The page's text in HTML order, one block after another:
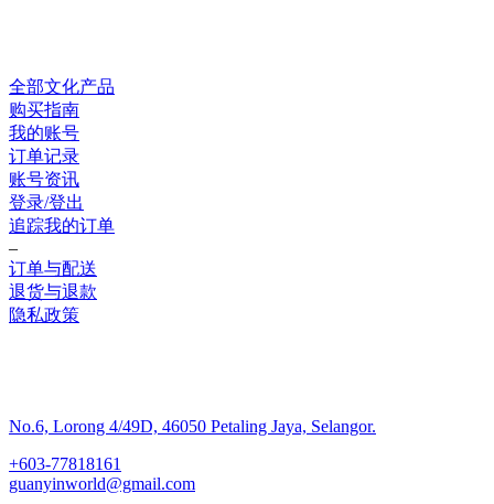
全部文化产品
购买指南
我的账号
订单记录
账号资讯
登录/登出
追踪我的订单
–
订单与配送
退货与退款
隐私政策
No.6, Lorong 4/49D, 46050 Petaling Jaya, Selangor.
+603-77818161
guanyinworld@gmail.com